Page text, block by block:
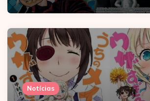
Notícias